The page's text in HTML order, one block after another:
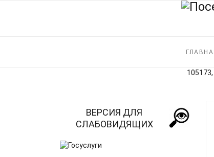
ВЕРСИЯ ДЛЯ
СЛАБОВИДЯЩИХ